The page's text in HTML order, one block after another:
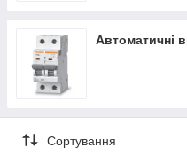
Автоматичні
Сортування